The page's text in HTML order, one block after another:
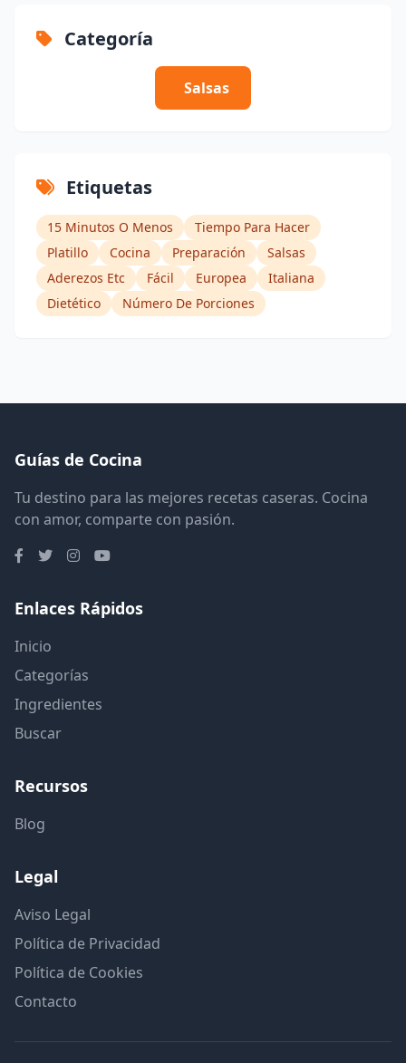
Categoría
Salsas
Etiquetas
15 Minutos O Menos
Tiempo Para Hacer
Platillo
Cocina Preparación
Salsas
Aderezos Etc
Fácil Europea
Italiana
Dietético
Número De Porciones
Guías de Cocina
Tu destino para las mejores recetas caseras. Cocina
con amor, comparte con pasión.
Enlaces Rápidos
Inicio
Categorías
Ingredientes
Buscar
Recursos
Blog
Legal
Aviso Legal
Política de Privacidad
Política de Cookies
Contacto